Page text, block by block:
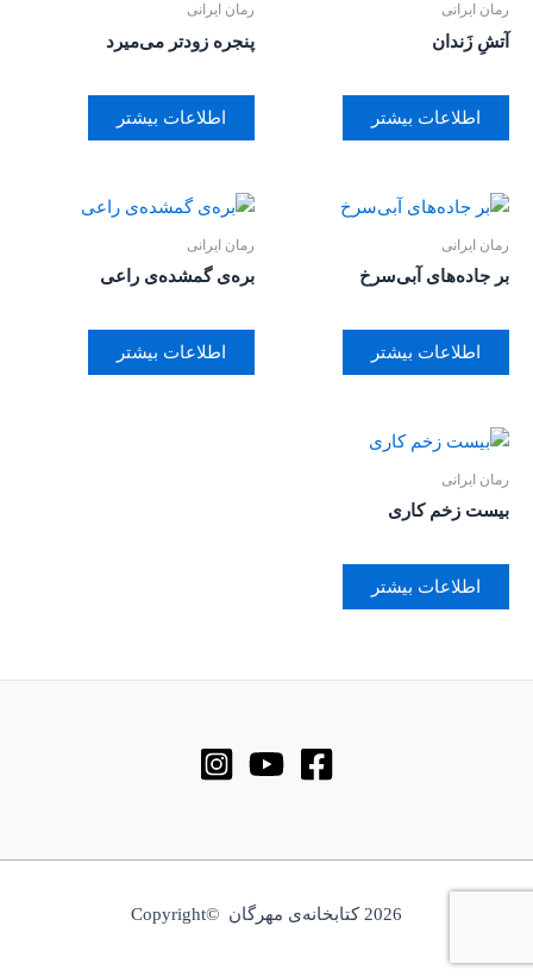
رمان ایرانی
آتشِ زَندان
اطلاعات بیشتر
رمان ایرانی
پنجره زودتر می‌میرد
اطلاعات بیشتر
رمان ایرانی
بر جاده‌های آبی‌سرخ
اطلاعات بیشتر
رمان ایرانی
بره‌ی گمشده‌‌ی راعی
اطلاعات بیشتر
رمان ایرانی
بیست زخم کاری
اطلاعات بیشتر
2026 کتابخانه‌ی مهرگان ©Copyright